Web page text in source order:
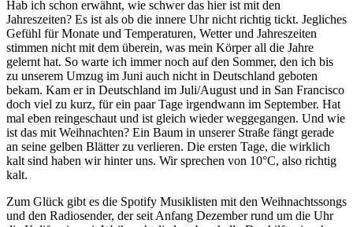
Hab ich schon erwähnt, wie schwer das hier ist mit den
Jahreszeiten? Es ist als ob die innere Uhr nicht richtig tickt. Jegliches
Gefühl für Monate und Temperaturen, Wetter und Jahreszeiten
stimmen nicht mit dem überein, was mein Körper all die Jahre
gelernt hat. So warte ich immer noch auf den Sommer, den ich bis
zu unserem Umzug im Juni auch nicht in Deutschland geboten
bekam. Kam er in Deutschland im Juli/August und in San Francisco
doch viel zu kurz, für ein paar Tage irgendwann im September. Hat
mal eben reingeschaut und ist gleich wieder weggegangen. Und wie
ist das mit Weihnachten? Ein Baum in unserer Straße fängt gerade
an seine gelben Blätter zu verlieren. Die ersten Tage, die wirklich
kalt sind haben wir hinter uns. Wir sprechen von 10°C, also richtig
kalt.
Zum Glück gibt es die Spotify Musiklisten mit den Weihnachtssongs
und den Radiosender, der seit Anfang Dezember rund um die Uhr